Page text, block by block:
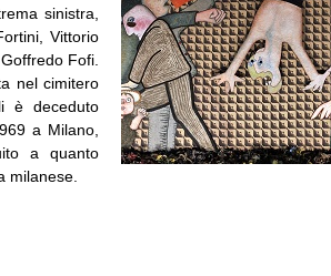
sinistra,
Vittorio
Fofi.
nel cimitero
è deceduto
a Milano,
a quanto
milanese.